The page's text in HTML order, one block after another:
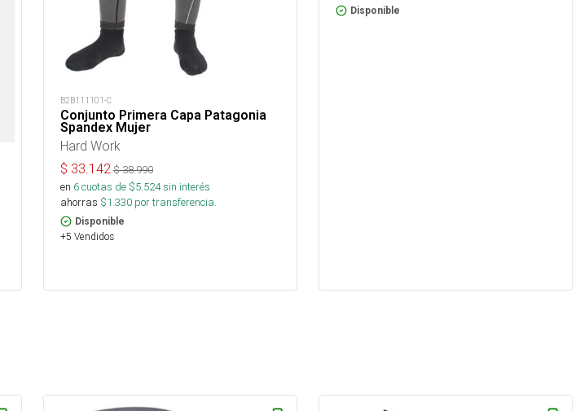
B2B111101-C
Conjunto Primera Capa Patagonia
Spandex Mujer
Hard Work
$ 33.142 $38.990
en 6cuotas de $5.524sin interés
ahorras $1.330 por transferencia.
Disponible
+5 Vendidos
Disponible